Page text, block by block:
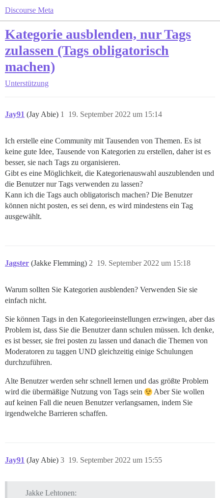
Discourse Meta
Kategorie ausblenden, nur Tags
zulassen (Tags obligatorisch
machen)
Unterstützung
Jay91 (Jay Abie) 19. September 2022 um 15:14
1
Ich erstelle eine Community mit Tausenden von Themen. Es ist
keine gute Idee, Tausende von Kategorien zu erstellen, daher ist es
besser, sie nach Tags zu organisieren.
Gibt es eine Möglichkeit, die Kategorienauswahl auszublenden und
die Benutzer nur Tags verwenden zu lassen?
Kann ich die Tags auch obligatorisch machen? Die Benutzer
können nicht posten, es sei denn, es wird mindestens ein Tag
ausgewählt.
Jagster (Jakke Flemming) 19. September 2022 um 15:18
2
Warum sollten Sie Kategorien ausblenden? Verwenden Sie sie
einfach nicht.
Sie können Tags in den Kategorieeinstellungen erzwingen, aber das
Problem ist, dass Sie die Benutzer dann schulen müssen. Ich denke,
es ist besser, sie frei posten zu lassen und danach die Themen von
Moderatoren zu taggen UND gleichzeitig einige Schulungen
durchzuführen.
Alte Benutzer werden sehr schnell lernen und das größte Problem
wird die übermäßige Nutzung von Tags sein
Aber Sie wollen
auf keinen Fall die neuen Benutzer verlangsamen, indem Sie
irgendwelche Barrieren schaffen.
Jay91 (Jay Abie) 19. September 2022 um 15:55
3
Jakke Lehtonen: